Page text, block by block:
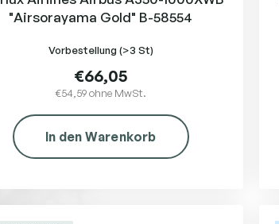
"Airsorayama Gold" B-58554
Vorbestellung (>3 St)
€54,59 ohne MwSt.
€66,05
In den Warenkorb